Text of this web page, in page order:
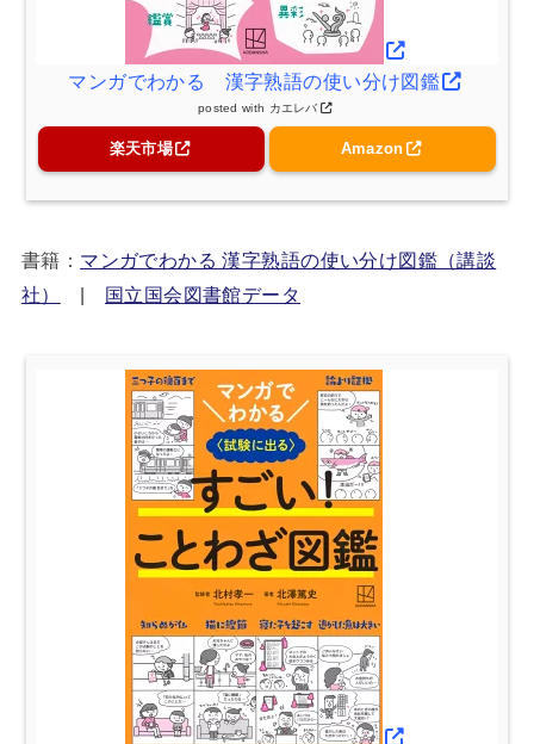
マンガでわかる 漢字熟語の使い分け図鑑
posted with カエレバ
楽天市場 Amazon
書籍： マンガでわかる 漢字熟語の使い分け図鑑（講談
社）
| 国立国会図書館データ